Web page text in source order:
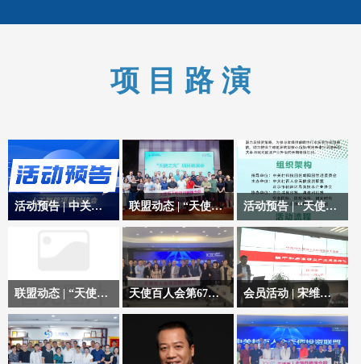
项 目 路 演
活动预告 | 中关村“火花”活动之人工智能领域2025年科技成果转化项目路演 联盟动态 | “天使之光”数智能源专题项目路演活动（总第69期）圆满举办！
天使百人会主办的总第
69期项目路演活动
活动预告 | “天使之光” 数智能源专场项目路演 报名进行中
数智能源专场项目分享
会
联盟动态 | “天使之光”数智能源专题项目路演活动（总第69期）圆满举办！
天使百人会主办的总第
69期项目路演活动
天使百人会第67期项目路演活动：深入探讨与精准对接，助力创业项目与资本高效融合
4月23日下午，天使百
人会在中关村大河资本
会议室举办第67期投资
会员活动 | 宋维宁：全球碳中和博弈与投资机遇及挑战—天使百人会第54期投资沙龙活动
2023年11月1日下午，
由天使百人会科技成果
转化专委会发起筹划的